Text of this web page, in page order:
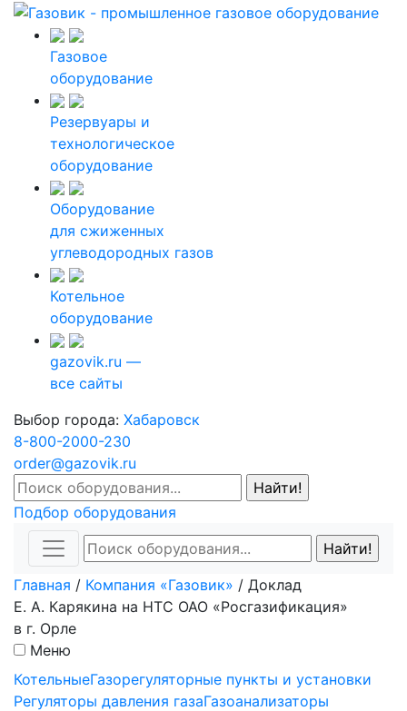
Газовое
оборудование
Резервуары и
технологическое
оборудование
Оборудование
для сжиженных
углеводородных газов
Котельное
оборудование
gazovik.ru —
все сайты
Выбор города: Хабаровск
8-800-2000-230
order@gazovik.ru
Подбор оборудования
Главная / Компания «Газовик» / Доклад
Е. А. Карякина на НТС ОАО «Росгазификация»
в г. Орле
Меню
КотельныеГазорегуляторные пункты и установки
Регуляторы давления газаГазоанализаторы